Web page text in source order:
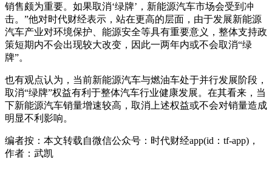
销售颇为重要。如果取消‘绿牌’，新能源汽车市场会受到冲
击。”他对时代财经表示，站在更高的层面，由于发展新能源
汽车产业对环境保护、能源安全等具有重要意义，整体支持政
策短期内不会出现较大改变，因此一两年内或不会取消“绿
牌”。
也有观点认为，当前新能源汽车与燃油车处于并行发展阶段，
取消“绿牌”权益有利于整体汽车行业健康发展。在其看来，当
下新能源汽车销量增速较高，取消上述权益或不会对销量造成
明显不利影响。
编者按：本文转载自微信公众号：时代财经app(id：tf-app)，
作者：武凯